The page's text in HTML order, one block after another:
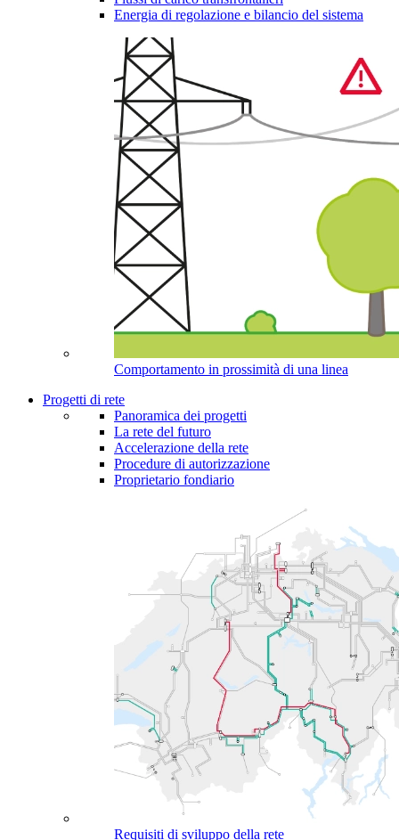
Energia di regolazione e bilancio del sistema
Comportamento in prossimità di una linea
Progetti di rete
Panoramica dei progetti
La rete del futuro
Accelerazione della rete
Procedure di autorizzazione
Proprietario fondiario
Requisiti di sviluppo della rete